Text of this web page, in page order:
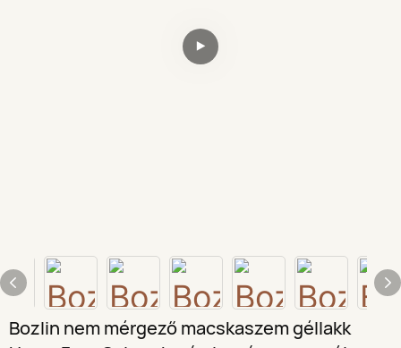
Bozlin nem mérgező macskaszem géllakk